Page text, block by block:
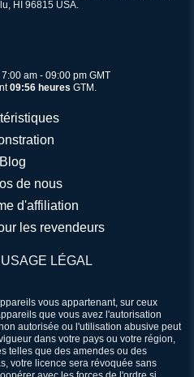
HI 96815 USA.
am - 09:00 pm GMT
09:56 heures GTM.
Blog
de nous
d'affiliation
les revendeurs
LÉGAL
vous appartenant, sur ceux
que vous avez l'autorisation
autorisée ou l'utilisation abusive peut
dans votre pays ou votre région,
telles que des amendes ou des
votre licence sera révoquée sans